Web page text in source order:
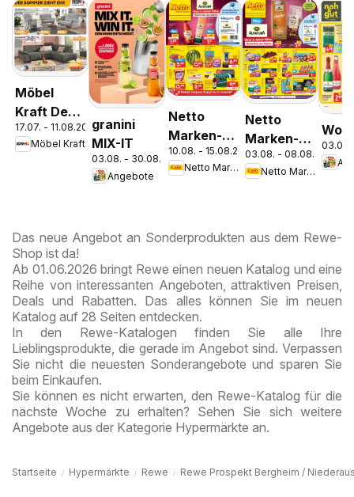
Möbel
Kraft Der
Sommer
zieht ein!
17.07. - 11.08.2026
Möbel Kraft
granini
MIX-IT
03.08. - 30.08.2026
Angebote
Netto
Marken-
Discount
Prospekt
10.08. - 15.08.2026
Netto Marken-Discount
Netto
Marken-
Discount
Prospekt
Berg
03.08. - 08.08.2026
Netto Marken-Discount
03.08.
Das neue Angebot an Sonderprodukten aus dem Rewe-
Shop ist da!
Ab 01.06.2026 bringt Rewe einen neuen Katalog und eine
Reihe von interessanten Angeboten, attraktiven Preisen,
Deals und Rabatten. Das alles können Sie im neuen
Katalog auf 28 Seiten entdecken.
In den Rewe-Katalogen finden Sie alle Ihre
Lieblingsprodukte, die gerade im Angebot sind. Verpassen
Sie nicht die neuesten Sonderangebote und sparen Sie
beim Einkaufen.
Sie können es nicht erwarten, den Rewe-Katalog für die
nächste Woche zu erhalten? Sehen Sie sich weitere
Angebote aus der Kategorie Hypermärkte an.
Startseite Hypermärkte Rewe Rewe Prospekt Bergheim /